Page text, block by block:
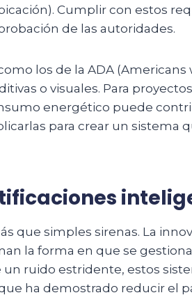
Cumplir con estos
de las autoridades.
los de la ADA (Americans
o visuales. Para
energético puede
para crear un sistema
que simples sirenas. La
la forma en que se
un ruido estridente, estos
ha demostrado reducir el